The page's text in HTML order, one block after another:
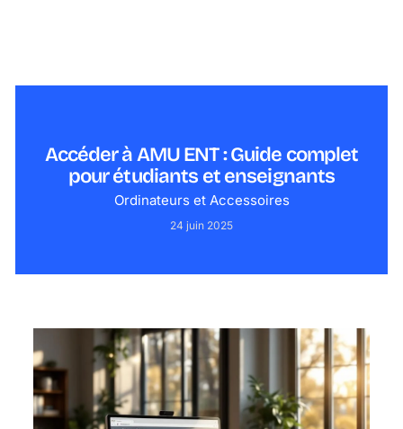
Accéder à AMU ENT : Guide complet
pour étudiants et enseignants
Ordinateurs et Accessoires
24 juin 2025